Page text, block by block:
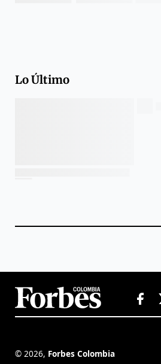
Lo Último
© 2026, Forbes Colombia